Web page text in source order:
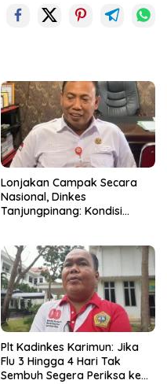
Lonjakan Campak Secara
Nasional, Dinkes
Tanjungpinang: Kondisi
Plt Kadinkes Karimun: Jika
Flu 3 Hingga 4 Hari Tak
Sembuh Segera Periksa ke